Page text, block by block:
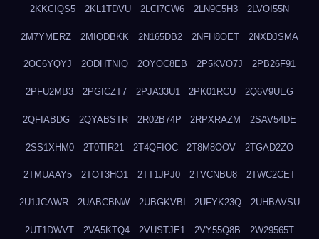
2KKCIQS5 2KL1TDVU 2LCI7CW6 2LN9C5H3 2LVOI55N
2M7YMERZ 2MIQDBKK 2N165DB2 2NFH8OET 2NXDJSMA
2OC6YQYJ 2ODHTNIQ 2OYOC8EB 2P5KVO7J 2PB26F91
2PFU2MB3 2PGICZT7 2PJA33U1 2PK01RCU 2Q6V9UEG
2QFIABDG 2QYABSTR 2R02B74P 2RPXRAZM 2SAV54DE
2SS1XHM0 2T0TIR21 2T4QFIOC 2T8M8OOV 2TGAD2ZO
2TMUAAY5 2TOT3HO1 2TT1JPJ0 2TVCNBU8 2TWC2CET
2U1JCAWR 2UABCBNW 2UBGKVBI 2UFYK23Q 2UHBAVSU
2UT1DWVT 2VA5KTQ4 2VUSTJE1 2VY55Q8B 2W29565T